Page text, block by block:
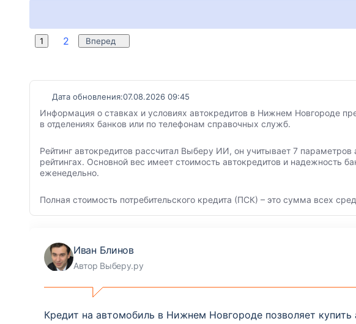
1 2 Вперед
Дата обновления:07.08.2026 09:45
Информация о ставках и условиях автокредитов в Нижнем Новгороде
в отделениях банков или по телефонам справочных служб.
Рейтинг автокредитов рассчитал Выберу ИИ, он учитывает 7
рейтингах. Основной вес имеет стоимость автокредитов и надежность
еженедельно.
Полная стоимость потребительского кредита (ПСК) – это сумма всех
Иван Блинов
Автор Выберу.ру
Кредит на автомобиль в Нижнем Новгороде позволяет